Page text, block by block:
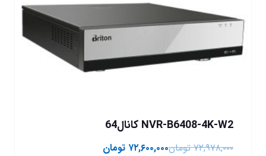
NVR-B6408-4K-W2 کانال64
۷۲,۹۷۸,۰۰۰ تومان۷۲,۶۰۰,۰۰۰ تومان